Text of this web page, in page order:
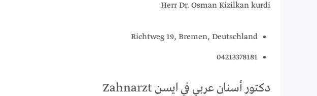
Herr Dr. Osman Kizilkan kurdi
Richtweg 19, Bremen, Deutschland
04213378181
دكتور أسنان عربي في ايسن Zahnarzt